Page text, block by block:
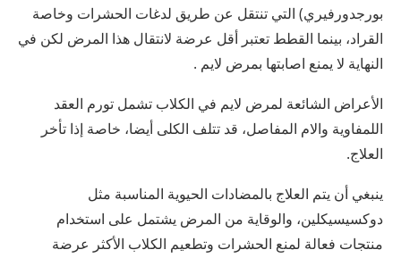
بورجدورفيري) التي تنتقل عن طريق لدغات الحشرات وخاصة
القراد، بينما القطط تعتبر أقل عرضة لانتقال هذا المرض لكن في
النهاية لا يمنع اصابتها بمرض لايم .
الأعراض الشائعة لمرض لايم في الكلاب تشمل تورم العقد
اللمفاوية والام المفاصل، قد تتلف الكلى أيضا، خاصة إذا تأخر
العلاج.
ينبغي أن يتم العلاج بالمضادات الحيوية المناسبة مثل
دوكسيسيكلين، والوقاية من المرض يشتمل على استخدام
منتجات فعالة لمنع الحشرات وتطعيم الكلاب الأكثر عرضة